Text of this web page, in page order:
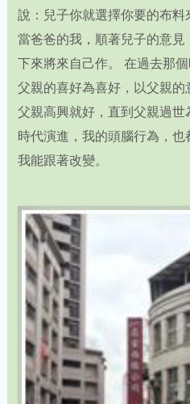
說：兒子你就選擇你要的布料
當爸爸的我，順著兒子的意見
下來將來自己作。 在過去那
父親的喜好為喜好，以父親
父親高興就好，直到父親過世
時代演進，我的頭腦行為，
我能跟著改變。